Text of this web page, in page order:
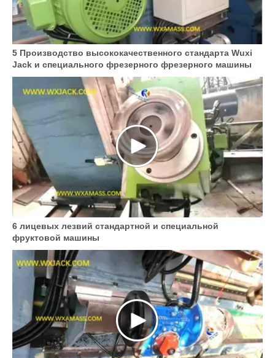
5 Производство высококачественного стандарта Wuxi
Jack и специального фрезерного фрезерного машины
6 лицевых лезвий стандартной и специальной
фруктовой машины